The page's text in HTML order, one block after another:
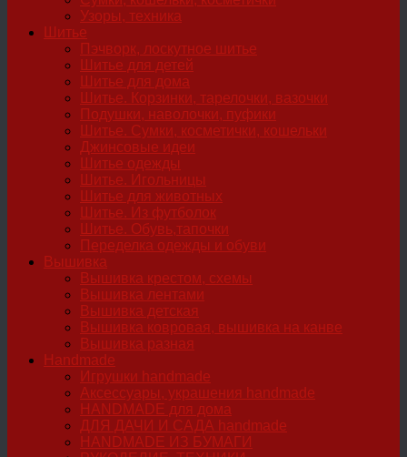
Узоры, техника
Шитье
Пэчворк, лоскутное шитье
Шитье для детей
Шитье для дома
Шитье. Корзинки, тарелочки, вазочки
Подушки, наволочки, пуфики
Шитье. Сумки, косметички, кошельки
Джинсовые идеи
Шитье одежды
Шитье. Игольницы
Шитье для животных
Шитье. Из футболок
Шитье. Обувь,тапочки
Переделка одежды и обуви
Вышивка
Вышивка крестом, схемы
Вышивка лентами
Вышивка детская
Вышивка ковровая, вышивка на канве
Вышивка разная
Handmade
Игрушки handmade
Аксессуары, украшения handmade
HANDMADE для дома
ДЛЯ ДАЧИ И САДА handmade
HANDMADE ИЗ БУМАГИ